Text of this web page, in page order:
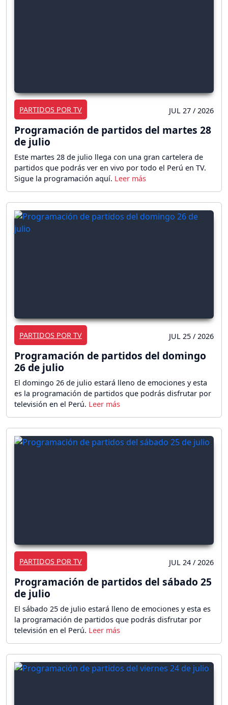
PARTIDOS POR TV JUL 27 / 2026
Programación de partidos del martes 28
de julio
Este martes 28 de julio llega con una gran cartelera de
partidos que podrás ver en vivo por todo el Perú en TV.
Sigue la programación aquí.
PARTIDOS POR TV JUL 25 / 2026
Programación de partidos del domingo
26 de julio
El domingo 26 de julio estará lleno de emociones y esta
es la programación de partidos que podrás disfrutar por
televisión en el Perú.
PARTIDOS POR TV JUL 24 / 2026
Programación de partidos del sábado 25
de julio
El sábado 25 de julio estará lleno de emociones y esta es
la programación de partidos que podrás disfrutar por
televisión en el Perú.